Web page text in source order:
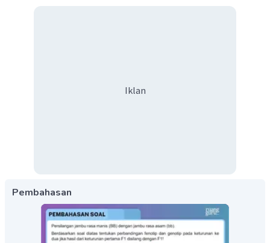
Iklan
Pembahasan